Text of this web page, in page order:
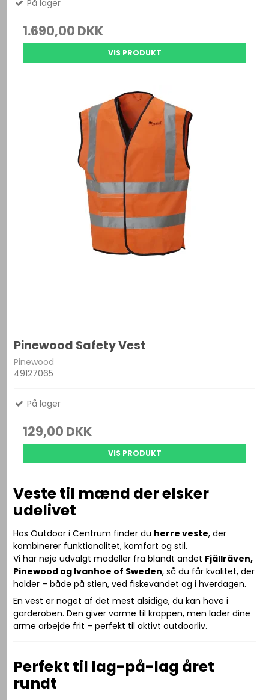
På lager
1.690,00 DKK
VIS PRODUKT
Pinewood Safety Vest
Pinewood
49127065
På lager
129,00 DKK
VIS PRODUKT
Veste til mænd der elsker
udelivet
Hos Outdoor i Centrum finder du herre veste, der
kombinerer funktionalitet, komfort og stil.
Vi har nøje udvalgt modeller fra blandt andet Fjällräven,
Pinewood og Ivanhoe of Sweden, så du får kvalitet, der
holder – både på stien, ved fiskevandet og i hverdagen.
En vest er noget af det mest alsidige, du kan have i
garderoben. Den giver varme til kroppen, men lader dine
arme arbejde frit – perfekt til aktivt outdoorliv.
Perfekt til lag-på-lag året
rundt